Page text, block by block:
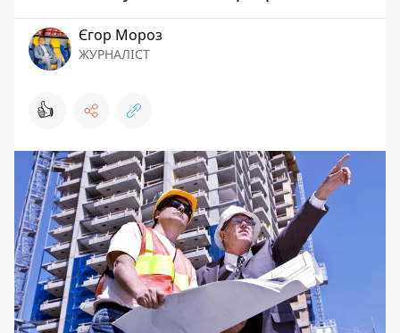
Єгор Мороз
ЖУРНАЛІСТ
👍